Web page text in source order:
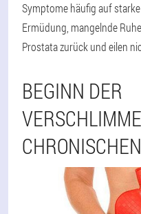
Symptome häufig auf
Ermüdung, mangelnde
Prostata zurück und eilen
BEGINN DER